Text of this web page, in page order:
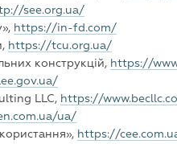
see.org.ua/
https://in-fd.com/
https://tcu.org.ua/
конструкцій, https://
LLC, https://
ua/
https://